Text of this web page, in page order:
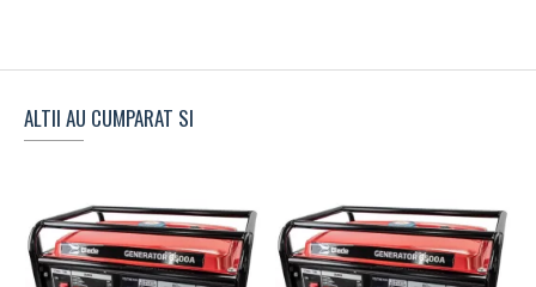
ALTII AU CUMPARAT SI